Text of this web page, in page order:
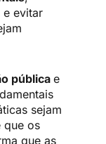
e evitar
públicae
sejam
que os
que as